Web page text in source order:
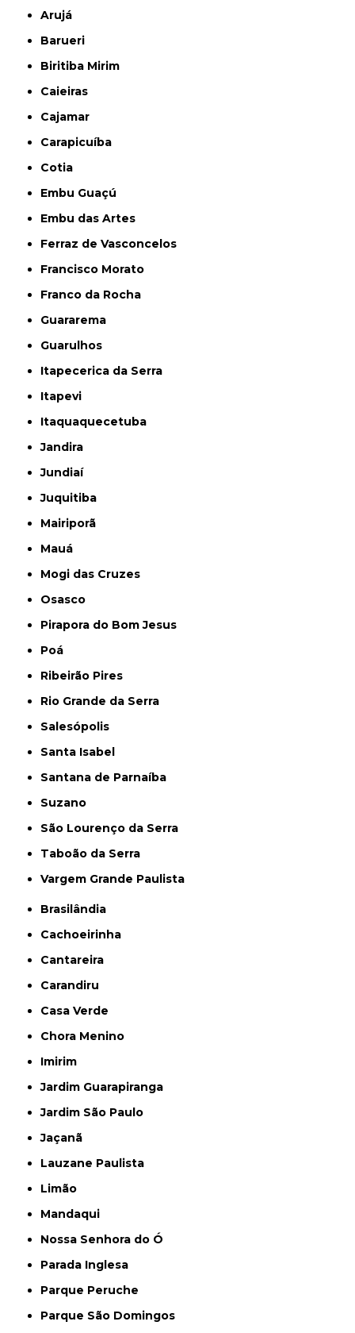
Arujá
Barueri
Biritiba Mirim
Caieiras
Cajamar
Carapicuíba
Cotia
Embu Guaçú
Embu das Artes
Ferraz de Vasconcelos
Francisco Morato
Franco da Rocha
Guararema
Guarulhos
Itapecerica da Serra
Itapevi
Itaquaquecetuba
Jandira
Jundiaí
Juquitiba
Mairiporã
Mauá
Mogi das Cruzes
Osasco
Pirapora do Bom Jesus
Poá
Ribeirão Pires
Rio Grande da Serra
Salesópolis
Santa Isabel
Santana de Parnaíba
Suzano
São Lourenço da Serra
Taboão da Serra
Vargem Grande Paulista
Brasilândia
Cachoeirinha
Cantareira
Carandiru
Casa Verde
Chora Menino
Imirim
Jardim Guarapiranga
Jardim São Paulo
Jaçanã
Lauzane Paulista
Limão
Mandaqui
Nossa Senhora do Ó
Parada Inglesa
Parque Peruche
Parque São Domingos